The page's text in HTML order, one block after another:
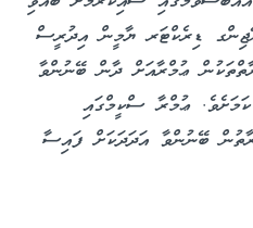
ޑިރެކްޓަރ ޔާމީން އިދުރީސް
ޢުމްރާއަށް ދާން ބޭނުންވާ
ޢުމްރާ ސްކީމްގައި
ދެން އެފަރާތުން ބޭނުންވާ އަދަދަކަށް ފައިސާ